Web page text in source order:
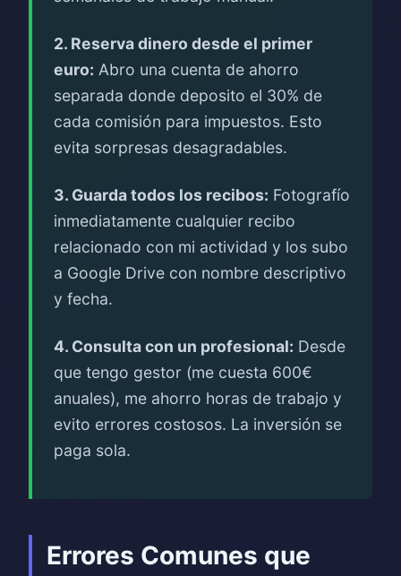
2. Reserva dinero desde el primer
euro: Abro una cuenta de ahorro
separada donde deposito el 30% de
cada comisión para impuestos. Esto
evita sorpresas desagradables.
3. Guarda todos los recibos: Fotografío
inmediatamente cualquier recibo
relacionado con mi actividad y los subo
a Google Drive con nombre descriptivo
y fecha.
4. Consulta con un profesional: Desde
que tengo gestor (me cuesta 600€
anuales), me ahorro horas de trabajo y
evito errores costosos. La inversión se
paga sola.
Errores Comunes que